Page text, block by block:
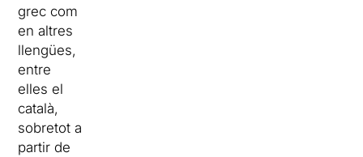
grec com
en altres
llengües,
entre
elles el
català,
sobretot a
partir de